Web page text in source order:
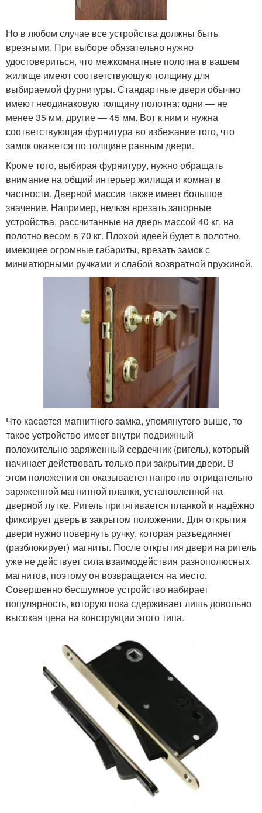
Но в любом случае все устройства должны быть
врезными. При выборе обязательно нужно
удостовериться, что межкомнатные полотна в вашем
жилище имеют соответствующую толщину для
выбираемой фурнитуры. Стандартные двери обычно
имеют неодинаковую толщину полотна: одни — не
менее 35 мм, другие — 45 мм. Вот к ним и нужна
соответствующая фурнитура во избежание того, что
замок окажется по толщине равным двери.
Кроме того, выбирая фурнитуру, нужно обращать
внимание на общий интерьер жилища и комнат в
частности. Дверной массив также имеет большое
значение. Например, нельзя врезать запорные
устройства, рассчитанные на дверь массой 40 кг, на
полотно весом в 70 кг. Плохой идеей будет в полотно,
имеющее огромные габариты, врезать замок с
миниатюрными ручками и слабой возвратной пружиной.
Что касается магнитного замка, упомянутого выше, то
такое устройство имеет внутри подвижный
положительно заряженный сердечник (ригель), который
начинает действовать только при закрытии двери. В
этом положении он оказывается напротив отрицательно
заряженной магнитной планки, установленной на
дверной лутке. Ригель притягивается планкой и надёжно
фиксирует дверь в закрытом положении. Для открытия
двери нужно повернуть ручку, которая разъединяет
(разблокирует) магниты. После открытия двери на ригель
уже не действует сила взаимодействия разнополюсных
магнитов, поэтому он возвращается на место.
Совершенно бесшумное устройство набирает
популярность, которую пока сдерживает лишь довольно
высокая цена на конструкции этого типа.